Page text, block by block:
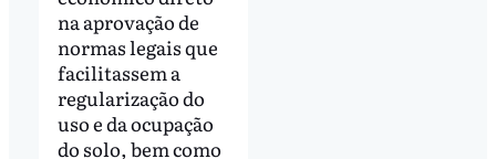
na aprovação de
normas legais que
facilitassem a
regularização do
uso e da ocupação
do solo, bem como